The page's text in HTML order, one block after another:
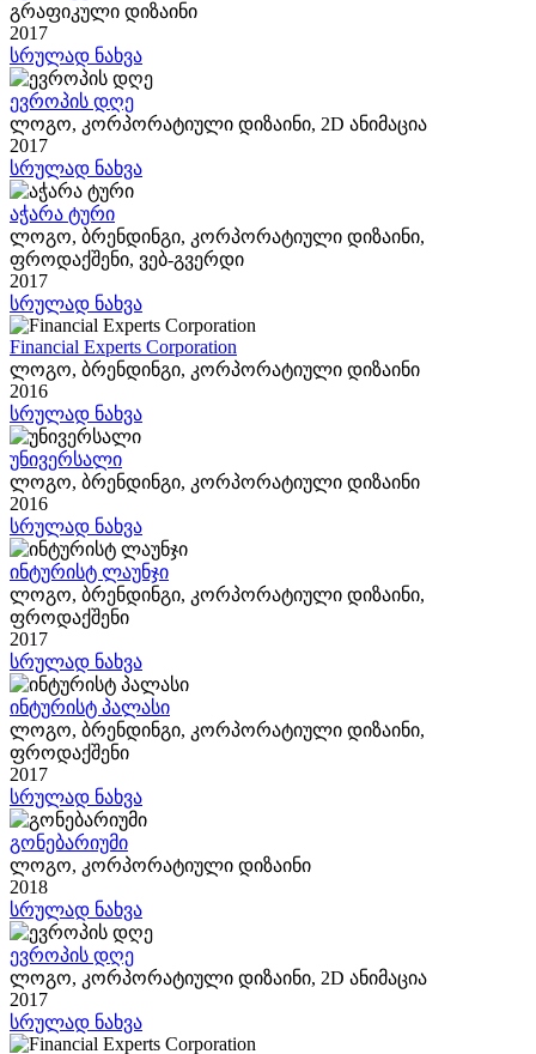
გრაფიკული დიზაინი
2017
სრულად ნახვა
ევროპის დღე
ლოგო, კორპორატიული დიზაინი, 2D ანიმაცია
2017
სრულად ნახვა
აჭარა ტური
ლოგო, ბრენდინგი, კორპორატიული დიზაინი,
ფროდაქშენი, ვებ-გვერდი
2017
სრულად ნახვა
Financial Experts Corporation
ლოგო, ბრენდინგი, კორპორატიული დიზაინი
2016
სრულად ნახვა
უნივერსალი
ლოგო, ბრენდინგი, კორპორატიული დიზაინი
2016
სრულად ნახვა
ინტურისტ ლაუნჯი
ლოგო, ბრენდინგი, კორპორატიული დიზაინი,
ფროდაქშენი
2017
სრულად ნახვა
ინტურისტ პალასი
ლოგო, ბრენდინგი, კორპორატიული დიზაინი,
ფროდაქშენი
2017
სრულად ნახვა
გონებარიუმი
ლოგო, კორპორატიული დიზაინი
2018
სრულად ნახვა
ევროპის დღე
ლოგო, კორპორატიული დიზაინი, 2D ანიმაცია
2017
სრულად ნახვა